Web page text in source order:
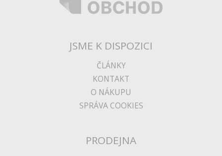
JSME K DISPOZICI
ČLÁNKY
KONTAKT
O NÁKUPU
SPRÁVA COOKIES
PRODEJNA